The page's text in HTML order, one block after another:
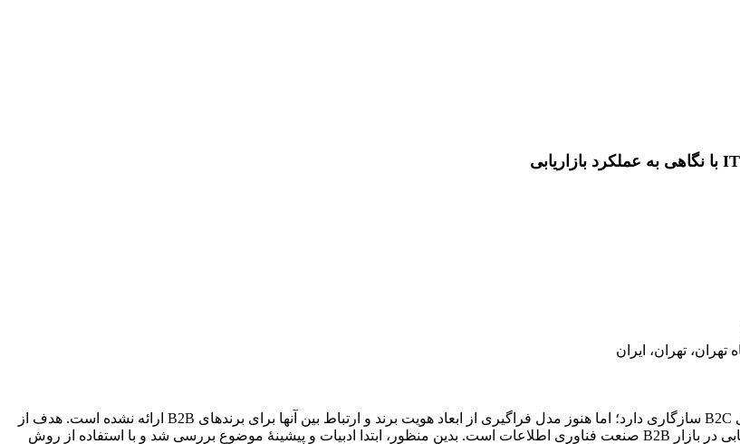
تاکنون چندین چارچوب برای مفهوم هویت نام تجاری بیان شده است که با برندهای B2C سازگاری دارد؛ اما هنوز مدل فراگیری از ابعاد هویت برند و ارتباط بین آنها برای برندهای B2B ارائه نشده است. هدف از
پژوهش حاضر مدل‌سازی ساختاری تفسیری هویت برند با نگاهی به عملکرد بازاریابی در بازار B2B صنعت فناوری اطلاعات است. بدین منظور، ابتدا ادبیات و پیشینۀ موضوع بررسی شد و با استفاده از روش